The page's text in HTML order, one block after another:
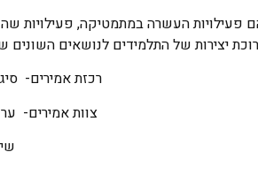
פעילויות העשרה במתמטיקה, פעילויות
יצירות של התלמידים לנושאים
רכזת אמירים-
צוות אמירים-
שיר